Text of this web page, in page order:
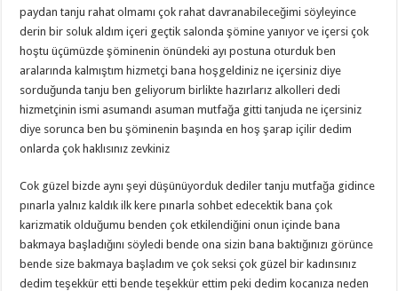
paydan tanju rahat olmamı çok rahat davranabileceğimi söyleyince
derin bir soluk aldım içeri geçtik salonda şömine yanıyor ve içersi çok
hoştu üçümüzde şöminenin önündeki ayı postuna oturduk ben
aralarında kalmıştım hizmetçi bana hoşgeldiniz ne içersiniz diye
sorduğunda tanju ben geliyorum birlikte hazırlarız alkolleri dedi
hizmetçinin ismi asumandı asuman mutfağa gitti tanjuda ne içersiniz
diye sorunca ben bu şöminenin başında en hoş şarap içilir dedim
onlarda çok haklısınız zevkiniz
Cok güzel bizde aynı şeyi düşünüyorduk dediler tanju mutfağa gidince
pınarla yalnız kaldık ilk kere pınarla sohbet edecektik bana çok
karizmatik olduğumu benden çok etkilendiğini onun içinde bana
bakmaya başladığını söyledi bende ona sizin bana baktığınızı görünce
bende size bakmaya başladım ve çok seksi çok güzel bir kadınsınız
dedim teşekkür etti bende teşekkür ettim peki dedim kocanıza neden